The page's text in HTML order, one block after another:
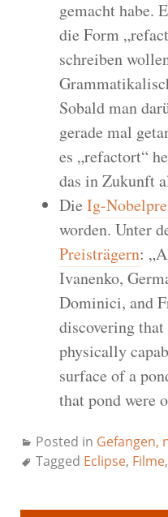
gemacht habe.
die Form
schreiben
Sobald man
gerade mal
es „refactort“
das in Zukunft
Die Ig-
worden. Unter
Preisträgern:
Ivanenko,
Dominici, and
discovering
physically
surface of a
that pond were
Posted in Gefangen,
Tagged Eclipse, Filme,